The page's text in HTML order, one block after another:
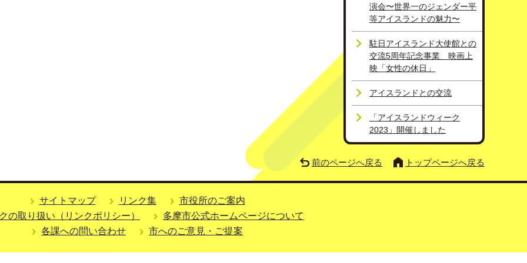
演会〜世界一のジェンダー平
等アイスランドの魅力〜
駐日アイスランド大使館との
交流5周年記念事業 映画上
映「女性の休日」
アイスランドとの交流
「アイスランドウィーク
2023」開催しました
前のページへ戻る トップページへ戻る
サイトマップ リンク集
市役所のご案内
の取り扱い（リンクポリシー）
多摩市公式ホームページについて
各課への問い合わせ
市へのご意見・ご提案